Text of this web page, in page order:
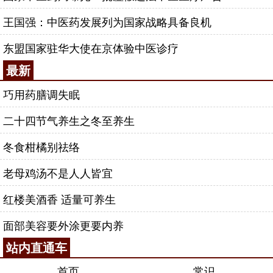
王国强：中医药发展列为国家战略具备良机
东盟国家驻华大使在京体验中医诊疗
最新
巧用药膳调失眠
二十四节气养生之冬至养生
冬食柑橘别祛络
老母鸡汤不是人人皆宜
红楼美酒香 适量可养生
面部美容要外涂更要内养
站内直通车